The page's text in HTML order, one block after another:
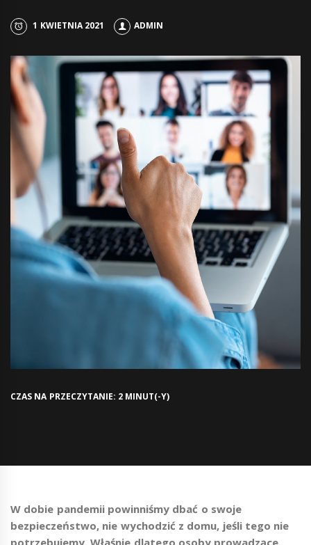
1 KWIETNIA 2021 ADMIN
CZAS NA PRZECZYTANIE: 2 MINUT(-Y)
W dobie pandemii powinniśmy dbać o swoje
bezpieczeństwo, nie wychodzić z domu, jeśli tego nie
potrzebujemy. Właśnie dlatego osoby prowadzące